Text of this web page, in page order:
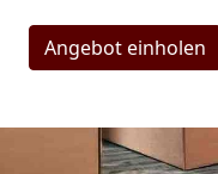
Angebot einholen